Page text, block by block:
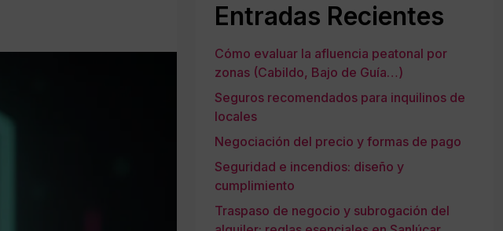
Entradas Recientes
Cómo evaluar la afluencia peatonal por
zonas (Cabildo, Bajo de Guía…)
Seguros recomendados para inquilinos de
locales
Negociación del precio y formas de pago
Seguridad e incendios: diseño y
cumplimiento
Traspaso de negocio y subrogación del